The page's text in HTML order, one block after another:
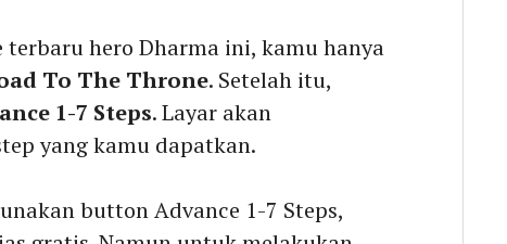
hero Dharma ini, kamu hanya
To The Throne. Setelah itu,
1-7 Steps. Layar akan
yang kamu dapatkan.
button Advance 1-7 Steps,